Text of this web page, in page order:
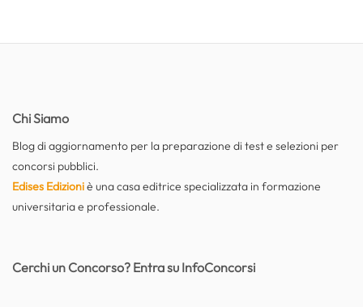
Chi Siamo
Blog di aggiornamento per la preparazione di test e selezioni per
concorsi pubblici.
Edises Edizioniè una casa editrice specializzata in formazione
universitaria e professionale.
Cerchi un Concorso? Entra su InfoConcorsi